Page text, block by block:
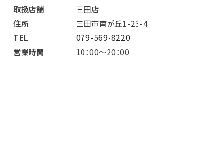
取扱店舗
三田店
住所
三田市南が丘1-23-4
TEL
079-569-8220
営業時間
10：00～20：00